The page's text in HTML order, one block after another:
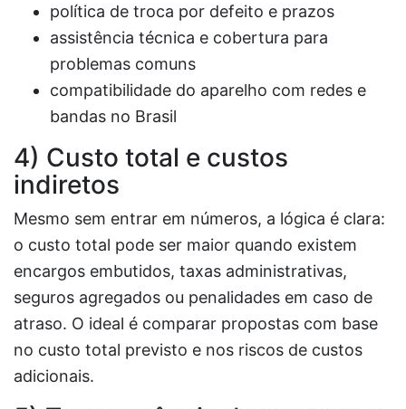
política de troca por defeito e prazos
assistência técnica e cobertura para
problemas comuns
compatibilidade do aparelho com redes e
bandas no Brasil
4) Custo total e custos
indiretos
Mesmo sem entrar em números, a lógica é clara:
o custo total pode ser maior quando existem
encargos embutidos, taxas administrativas,
seguros agregados ou penalidades em caso de
atraso. O ideal é comparar propostas com base
no custo total previsto e nos riscos de custos
adicionais.